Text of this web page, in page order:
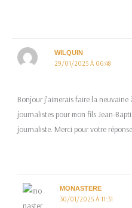
WILQUIN
29/01/2025 À 06:48
Bonjour j’aimerais faire la
journalistes pour mon fils Jean-
journaliste. Merci pour votre réponse.
MONASTERE
30/01/2025 À 11:31